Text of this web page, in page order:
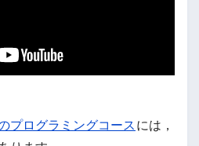
プログラミングコース には，